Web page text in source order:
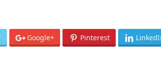
Google+ Pinterest